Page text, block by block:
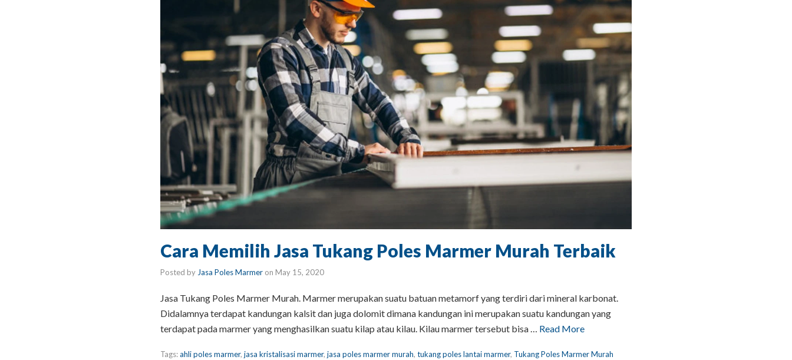
Cara Memilih Jasa Tukang Poles Marmer Murah Terbaik
Posted by Jasa Poles Marmer on May 15, 2020
Jasa Tukang Poles Marmer Murah. Marmer merupakan suatu batuan metamorf yang terdiri dari mineral karbonat.
Didalamnya terdapat kandungan kalsit dan juga dolomit dimana kandungan ini merupakan suatu kandungan yang
terdapat pada marmer yang menghasilkan suatu kilap atau kilau. Kilau marmer tersebut bisa … Read More
Tags:ahli poles marmer, jasa kristalisasi marmer, jasa poles marmer murah, tukang poles lantai marmer, Tukang Poles Marmer Murah